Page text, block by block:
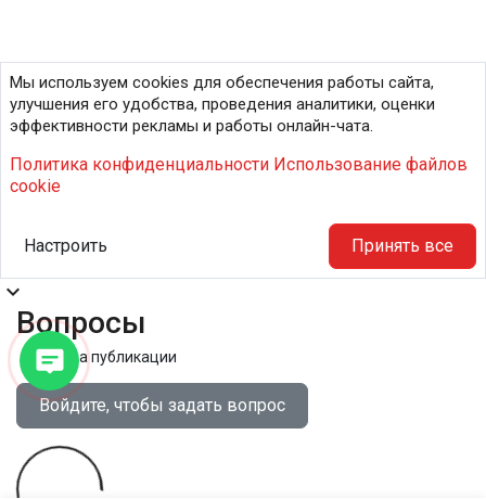
Мы используем cookies для обеспечения работы сайта,
улучшения его удобства, проведения аналитики, оценки
эффективности рекламы и работы онлайн-чата.
Политика конфиденциальности Использование файлов
cookie
Настроить Принять все
expand_more
Вопросы
Правила публикации
Войдите, чтобы задать вопрос